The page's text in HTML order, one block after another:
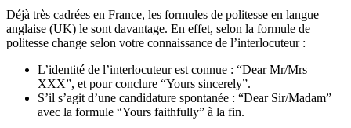
Déjà très cadrées en France, les formules de politesse en langue
anglaise (UK) le sont davantage. En effet, selon la formule de
politesse change selon votre connaissance de l’interlocuteur :
L’identité de l’interlocuteur est connue : “Dear Mr/Mrs
XXX”, et pour conclure “Yours sincerely”.
S’il s’agit d’une candidature spontanée : “Dear Sir/Madam”
avec la formule “Yours faithfully” à la fin.